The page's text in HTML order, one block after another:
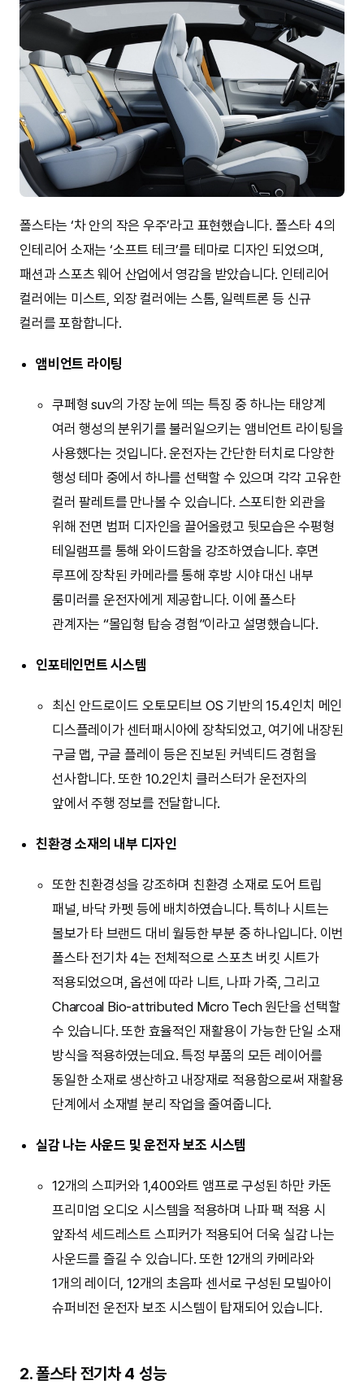
폴스타는 ‘차 안의 작은 우주’라고 표현했습니다. 폴스타 4의
인테리어 소재는 ‘소프트 테크’를 테마로 디자인 되었으며,
패션과 스포츠 웨어 산업에서 영감을 받았습니다. 인테리어
컬러에는 미스트, 외장 컬러에는 스톰, 일렉트론 등 신규
컬러를 포함합니다.
앰비언트 라이팅
쿠페형 suv의 가장 눈에 띄는 특징 중 하나는 태양계
여러 행성의 분위기를 불러일으키는 앰비언트 라이팅을
사용했다는 것입니다. 운전자는 간단한 터치로 다양한
행성 테마 중에서 하나를 선택할 수 있으며 각각 고유한
컬러 팔레트를 만나볼 수 있습니다. 스포티한 외관을
위해 전면 범퍼 디자인을 끌어올렸고 뒷모습은 수평형
테일램프를 통해 와이드함을 강조하였습니다. 후면
루프에 장착된 카메라를 통해 후방 시야 대신 내부
룸미러를 운전자에게 제공합니다. 이에 폴스타
관계자는 “몰입형 탑승 경험”이라고 설명했습니다.
인포테인먼트 시스템
최신 안드로이드 오토모티브 OS 기반의 15.4인치 메인
디스플레이가 센터패시아에 장착되었고, 여기에 내장된
구글 맵, 구글 플레이 등은 진보된 커넥티드 경험을
선사합니다. 또한 10.2인치 클러스터가 운전자의
앞에서 주행 정보를 전달합니다.
친환경 소재의 내부 디자인
또한 친환경성을 강조하며 친환경 소재로 도어 트립
패널, 바닥 카펫 등에 배치하였습니다. 특히나 시트는
볼보가 타 브랜드 대비 월등한 부분 중 하나입니다. 이번
폴스타 전기차 4는 전체적으로 스포츠 버킷 시트가
적용되었으며, 옵션에 따라 니트, 나파 가죽, 그리고
Charcoal Bio-attributed Micro Tech 원단을 선택할
수 있습니다. 또한 효율적인 재활용이 가능한 단일 소재
방식을 적용하였는데요. 특정 부품의 모든 레이어를
동일한 소재로 생산하고 내장재로 적용함으로써 재활용
단계에서 소재별 분리 작업을 줄여줍니다.
실감 나는 사운드 및 운전자 보조 시스템
12개의 스피커와 1,400와트 앰프로 구성된 하만 카돈
프리미엄 오디오 시스템을 적용하며 나파 팩 적용 시
앞좌석 세드레스트 스피커가 적용되어 더욱 실감 나는
사운드를 즐길 수 있습니다. 또한 12개의 카메라와
1개의 레이더, 12개의 초음파 센서로 구성된 모빌아이
슈퍼비전 운전자 보조 시스템이 탑재되어 있습니다.
2. 폴스타 전기차 4 성능